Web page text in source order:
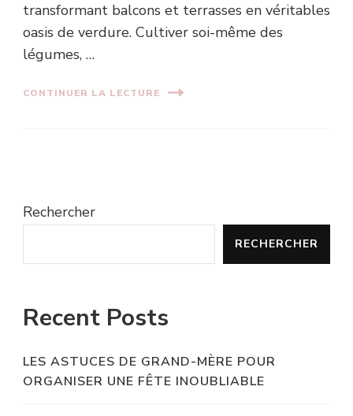
transformant balcons et terrasses en véritables
oasis de verdure. Cultiver soi-même des
légumes, …
CONTINUER LA LECTURE
Rechercher
RECHERCHER
Recent Posts
LES ASTUCES DE GRAND-MÈRE POUR
ORGANISER UNE FÊTE INOUBLIABLE